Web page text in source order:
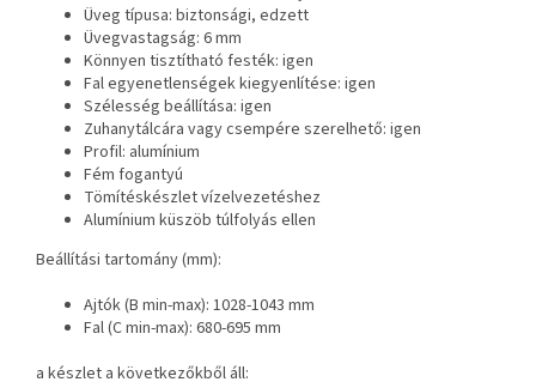
Üveg típusa: biztonsági, edzett
Üvegvastagság: 6 mm
Könnyen tisztítható festék: igen
Fal egyenetlenségek kiegyenlítése: igen
Szélesség beállítása: igen
Zuhanytálcára vagy csempére szerelhető: igen
Profil: alumínium
Fém fogantyú
Tömítéskészlet vízelvezetéshez
Alumínium küszöb túlfolyás ellen
Beállítási tartomány (mm):
Ajtók (B min-max): 1028-1043 mm
Fal (C min-max): 680-695 mm
a készlet a következőkből áll: